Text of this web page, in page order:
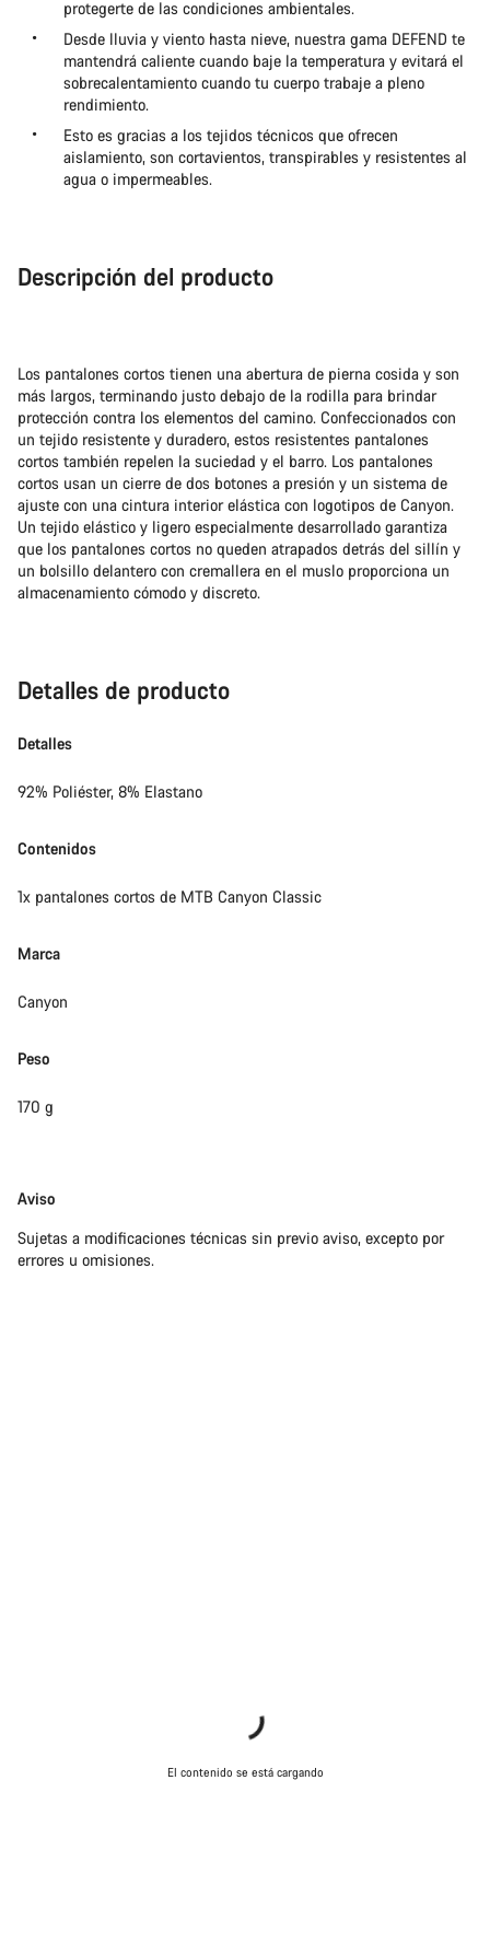
protegerte de las condiciones ambientales.
Desde lluvia y viento hasta nieve, nuestra gama DEFEND te
mantendrá caliente cuando baje la temperatura y evitará el
sobrecalentamiento cuando tu cuerpo trabaje a pleno
rendimiento.
Esto es gracias a los tejidos técnicos que ofrecen
aislamiento, son cortavientos, transpirables y resistentes al
agua o impermeables.
Descripción del producto
Los pantalones cortos tienen una abertura de pierna cosida y son
más largos, terminando justo debajo de la rodilla para brindar
protección contra los elementos del camino. Confeccionados con
un tejido resistente y duradero, estos resistentes pantalones
cortos también repelen la suciedad y el barro. Los pantalones
cortos usan un cierre de dos botones a presión y un sistema de
ajuste con una cintura interior elástica con logotipos de Canyon.
Un tejido elástico y ligero especialmente desarrollado garantiza
que los pantalones cortos no queden atrapados detrás del sillín y
un bolsillo delantero con cremallera en el muslo proporciona un
almacenamiento cómodo y discreto.
Detalles de producto
Detalles
92% Poliéster, 8% Elastano
Contenidos
1x pantalones cortos de MTB Canyon Classic
Marca
Canyon
Peso
170 g
Exención
responsabilidades
Aviso
Sujetas a modificaciones técnicas sin previo aviso, excepto por
errores u omisiones.
El contenido se está cargando